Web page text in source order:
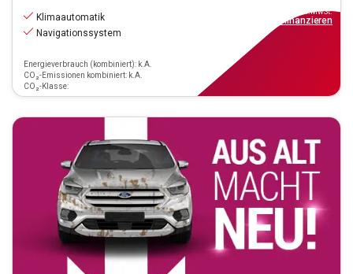
Klimaautomatik
Navigationssystem
Energieverbrauch (kombiniert): k.A.
CO₂-Emissionen kombiniert: k.A.
CO₂-Klasse:
inkl.MwSt.
finanzieren